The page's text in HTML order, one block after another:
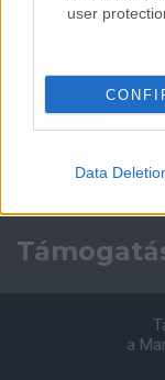
user
Data
0 nap 23 óra 27
Leeds Unitedvs
AC Milanvs
ELŐZŐ
a